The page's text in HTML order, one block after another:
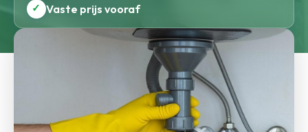
✓ Vaste prijs vooraf